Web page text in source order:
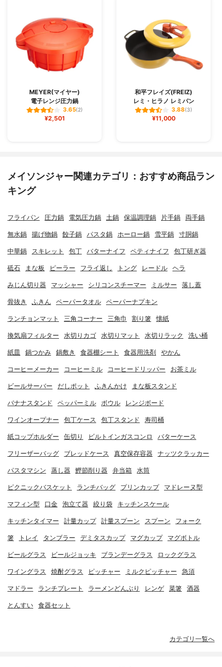
MEYER(マイヤー)
電子レンジ圧力鍋
3.65(2)
¥2,501
和平フレイズ(FREIZ)
レミ・ヒラノ レミパン
3.88(3)
¥11,000
メイソンジャー関連カテゴリ：おすすめ商品ラン
キング
フライパン 圧力鍋 電気圧力鍋 土鍋 保温調理鍋 片手鍋 両手鍋
無水鍋 揚げ物鍋 餃子鍋 パスタ鍋 ホーロー鍋 雪平鍋 寸胴鍋
中華鍋 スキレット 包丁 バターナイフ ペティナイフ 包丁研ぎ器
砥石 まな板 ピーラー フライ返し トング レードル ヘラ
みじん切り器 マッシャー シリコンスチーマー ミルサー 落し蓋
骨抜き ふきん ペーパータオル ペーパーナプキン
ランチョンマット 三角コーナー 三角巾 割り箸 懐紙
換気扇フィルター 水切りカゴ 水切りマット 水切りラック 洗い桶
紙皿 鍋つかみ 鍋敷き 食器棚シート 食器用洗剤 やかん
コーヒーメーカー コーヒーミル コーヒードリッパー お茶ミル
ビールサーバー だしポット ふきんかけ まな板スタンド
バナナスタンド ペッパーミル ボウル レンジボード
ワインオープナー 包丁ケース 包丁スタンド 寿司桶
紙コップホルダー 缶切り ビルトインガスコンロ バターケース
フリーザーバッグ ブレッドケース 真空保存容器 ナッツクラッカー
パスタマシン 蒸し器 鰹節削り器 弁当箱 水筒
ピクニックバスケット ランチバッグ プリンカップ マドレーヌ型
マフィン型 口金 泡立て器 絞り袋 キッチンスケール
キッチンタイマー 計量カップ 計量スプーン スプーン フォーク
箸 トレイ タンブラー デミタスカップ マグカップ マグボトル
ビールグラス ビールジョッキ ブランデーグラス ロックグラス
ワイングラス 焼酎グラス ピッチャー ミルクピッチャー 急須
マドラー ランチプレート ラーメンどんぶり レンゲ 菜箸 酒器
とんすい 食器セット
カテゴリ一覧へ